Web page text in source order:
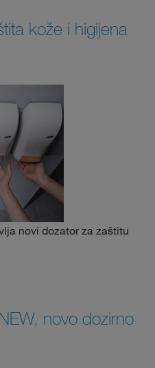
kože i higijena
novi dozator za zaštitu
novo dozirno